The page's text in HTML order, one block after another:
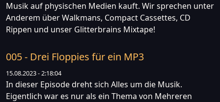
Musik auf physischen Medien kauft. Wir sprechen unter
Anderem über Walkmans, Compact Cassettes, CD
Rippen und unser Glitterbrains Mixtape!
005 - Drei Floppies für ein MP3
15.08.2023 - 2:18:04
In dieser Episode dreht sich Alles um die Musik.
Eigentlich war es nur als ein Thema von Mehreren